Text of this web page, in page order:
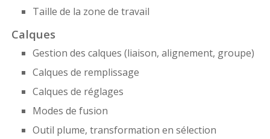
Taille de la zone de travail
Calques
Gestion des calques (liaison, alignement, groupe)
Calques de remplissage
Calques de réglages
Modes de fusion
Outil plume, transformation en sélection